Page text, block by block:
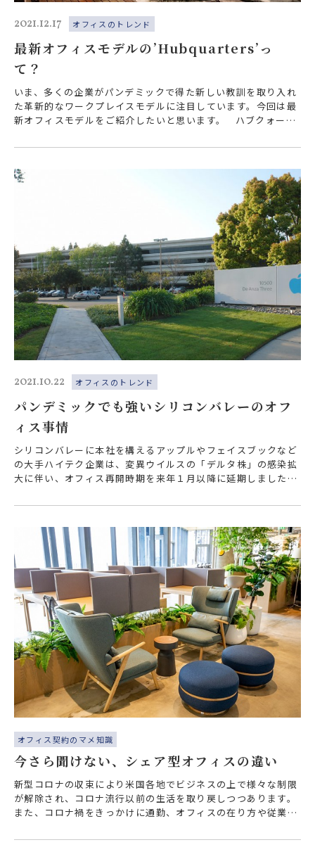
2021.12.17 オフィスのトレンド
最新オフィスモデルの’Hubquarters’っ
て？
いま、多くの企業がパンデミックで得た新しい教訓を取り入れ
た革新的なワークプレイスモデルに注目しています。今回は最
新オフィスモデルをご紹介したいと思います。 ハブクォータ
2021.10.22 オフィスのトレンド
パンデミックでも強いシリコンバレーのオフ
ィス事情
シリコンバレーに本社を構えるアップルやフェイスブックなど
の大手ハイテク企業は、変異ウイルスの「デルタ株」の感染拡
大に伴い、オフィス再開時期を来年１月以降に延期しました。
オフィス契約のマメ知識
今さら聞けない、シェア型オフィスの違い
新型コロナの収束により米国各地でビジネスの上で様々な制限
が解除され、コロナ流行以前の生活を取り戻しつつあります。
また、コロナ禍をきっかけに通勤、オフィスの在り方や従業員